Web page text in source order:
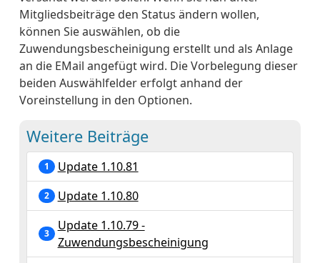
Mitgliedsbeiträge den Status ändern wollen,
können Sie auswählen, ob die
Zuwendungsbescheinigung erstellt und als Anlage
an die EMail angefügt wird. Die Vorbelegung dieser
beiden Auswählfelder erfolgt anhand der
Voreinstellung in den Optionen.
Weitere Beiträge
1 Update 1.10.81
2 Update 1.10.80
3
Update 1.10.79 -
Zuwendungsbescheinigung